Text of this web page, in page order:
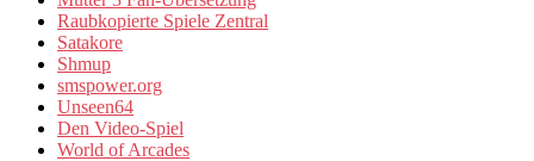
Raubkopierte Spiele Zentral
Satakore
Shmup
smspower.org
Unseen64
Den Video-Spiel
World of Arcades